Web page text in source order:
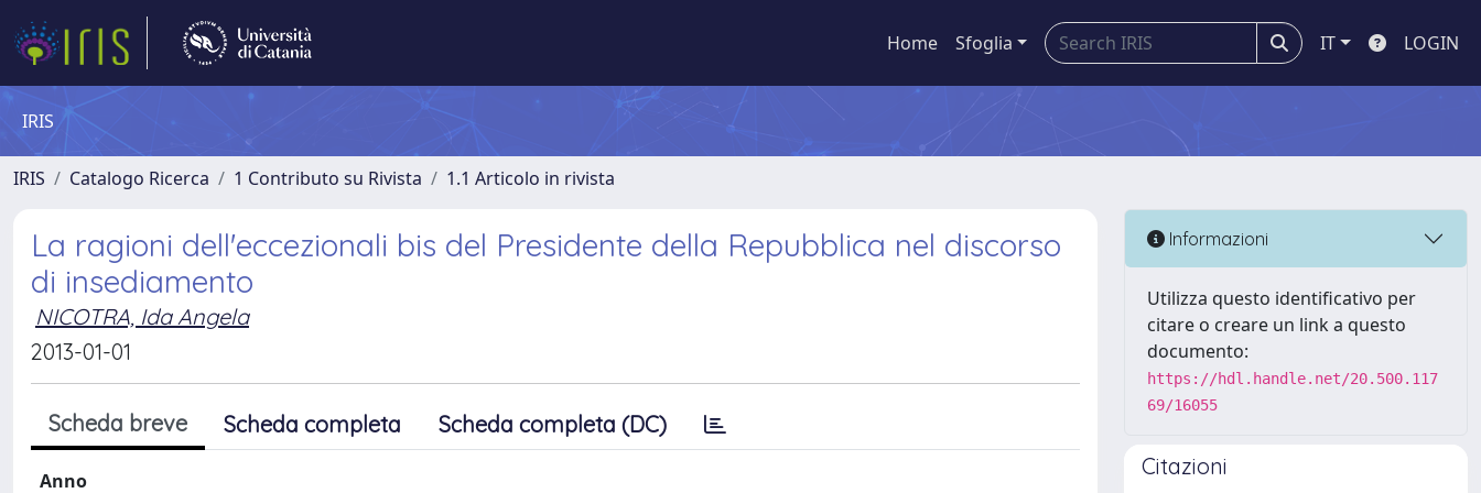
Home Sfoglia IT LOGIN
IRIS
IRIS Catalogo Ricerca 1 Contributo su Rivista 1.1 Articolo in rivista
La ragioni dell'eccezionali bis del Presidente della Repubblica nel discorso
di insediamento
NICOTRA, Ida Angela
2013-01-01
Scheda breve Scheda completa Scheda completa (DC)
Anno
Informazioni
Utilizza questo identificativo per
citare o creare un link a questo
documento:
https://hdl.handle.net/20.500.117
69/16055
Citazioni